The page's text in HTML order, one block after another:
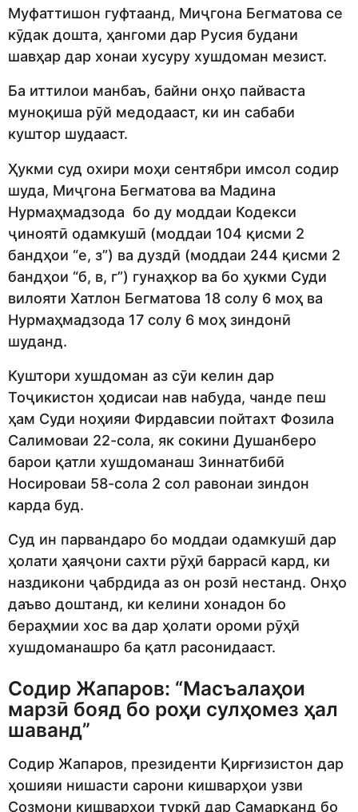
Муфаттишон гуфтаанд, Миҷгона Бегматова се
кӯдак дошта, ҳангоми дар Русия будани
шавҳар дар хонаи хусуру хушдоман мезист.
Ба иттилои манбаъ, байни онҳо пайваста
муноқиша рӯй медодааст, ки ин сабаби
куштор шудааст.
Ҳукми суд охири моҳи сентябри имсол содир
шуда, Миҷгона Бегматова ва Мадина
Нурмаҳмадзода бо ду моддаи Кодекси
ҷиноятӣ одамкушӣ (моддаи 104 қисми 2
бандҳои “е, з”) ва дуздӣ (моддаи 244 қисми 2
бандҳои “б, в, г”) гунаҳкор ва бо ҳукми Суди
вилояти Хатлон Бегматова 18 солу 6 моҳ ва
Нурмаҳмадзода 17 солу 6 моҳ зиндонӣ
шуданд.
Куштори хушдоман аз сӯи келин дар
Тоҷикистон ҳодисаи нав набуда, чанде пеш
ҳам Суди ноҳияи Фирдавсии пойтахт Фозила
Салимоваи 22-сола, як сокини Душанберо
барои қатли хушдоманаш Зиннатбибӣ
Носироваи 58-сола 2 сол равонаи зиндон
карда буд.
Суд ин парвандаро бо моддаи одамкушӣ дар
ҳолати ҳаяҷони сахти рӯҳӣ баррасӣ кард, ки
наздикони ҷабрдида аз он розӣ нестанд. Онҳо
даъво доштанд, ки келини хонадон бо
бераҳмии хос ва дар ҳолати ороми рӯҳӣ
хушдоманашро ба қатл расонидааст.
Содир Жапаров: “Масъалаҳои
марзӣ бояд бо роҳи сулҳомез ҳал
шаванд”
Содир Жапаров, президенти Қирғизистон дар
ҳошияи нишасти сарони кишварҳои узви
Созмони кишварҳои туркӣ дар Самарқанд бо